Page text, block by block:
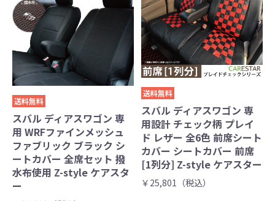
送料無料
スバル ディアスワゴン 専
用 WRFファインメッシュ
ファブリック ブラック シ
ートカバー 全席セット 撥
水布使用 Z-style ケアスタ
ー
送料無料
スバル ディアスワゴン 専
用設計 チェック柄 プレイ
ド レザー 全6色 前席シート
カバー シートカバー 前席
[1列分] Z-style ケアスター
￥25,801（税込）